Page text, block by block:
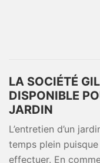
LA SOCIÉTÉ
DISPONIBLE
JARDIN
L’entretien d’un
temps plein
effectuer. En